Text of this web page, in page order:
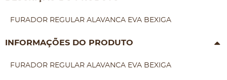
FURADOR REGULAR ALAVANCA EVA BEXIGA
INFORMAÇÕES DO PRODUTO
FURADOR REGULAR ALAVANCA EVA BEXIGA